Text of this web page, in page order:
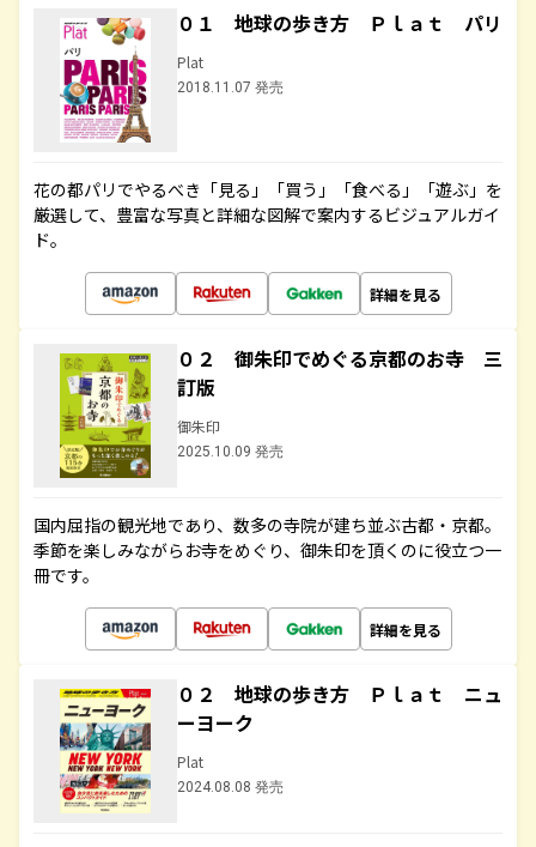
０１ 地球の歩き方 Ｐｌａｔ パリ
Plat
2018.11.07 発売
花の都パリでやるべき「見る」「買う」「食べる」「遊ぶ」を
厳選して、豊富な写真と詳細な図解で案内するビジュアルガイ
ド。
詳細を見る
０２ 御朱印でめぐる京都のお寺 三
訂版
御朱印
2025.10.09 発売
国内屈指の観光地であり、数多の寺院が建ち並ぶ古都・京都。
季節を楽しみながらお寺をめぐり、御朱印を頂くのに役立つ一
冊です。
詳細を見る
０２ 地球の歩き方 Ｐｌａｔ ニュ
ーヨーク
Plat
2024.08.08 発売